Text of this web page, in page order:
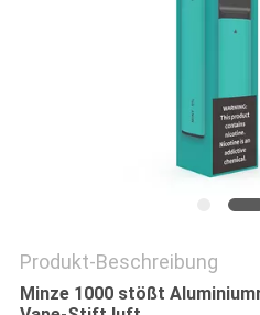
Produkt-Beschreibung
Minze 1000 stößt